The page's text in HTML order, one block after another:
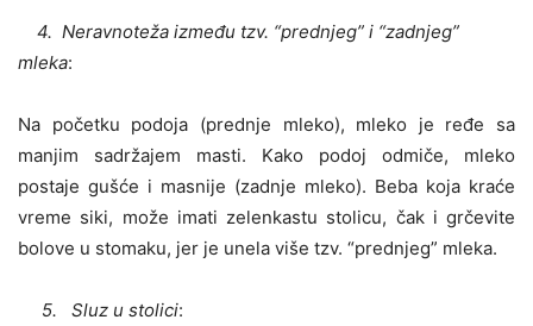
4. Neravnoteža između tzv. “prednjeg” i “zadnjeg”
mleka:
Na početku podoja (prednje mleko), mleko je ređe sa
manjim sadržajem masti. Kako podoj odmiče, mleko
postaje gušće i masnije (zadnje mleko). Beba koja kraće
vreme siki, može imati zelenkastu stolicu, čak i grčevite
bolove u stomaku, jer je unela više tzv. “prednjeg” mleka.
5. Sluz u stolici: